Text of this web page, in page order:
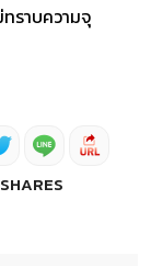
ทราบความจุ
SHARES